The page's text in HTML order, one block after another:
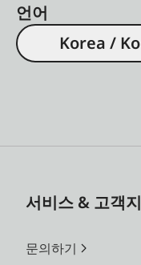
언어
Korea /
서비스 & 고객
문의하기